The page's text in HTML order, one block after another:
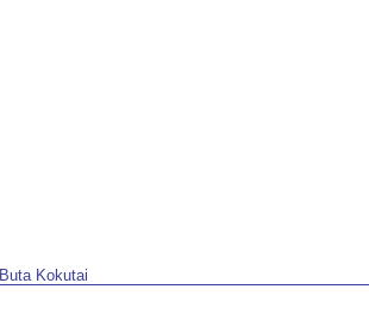
Buta Kokutai